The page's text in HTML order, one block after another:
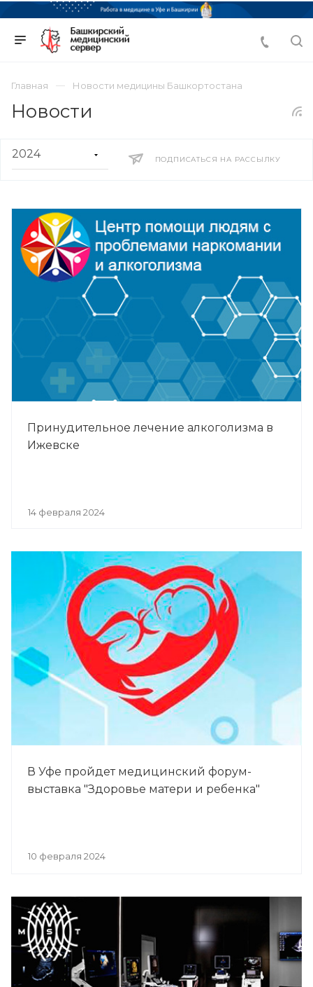
Главная Новости медицины Башкортостана
Новости
ПОДПИСАТЬСЯ НА РАССЫЛКУ
Принудительное лечение алкоголизма в
Ижевске
14 февраля 2024
В Уфе пройдет медицинский форум-
выставка "Здоровье матери и ребенка"
10 февраля 2024